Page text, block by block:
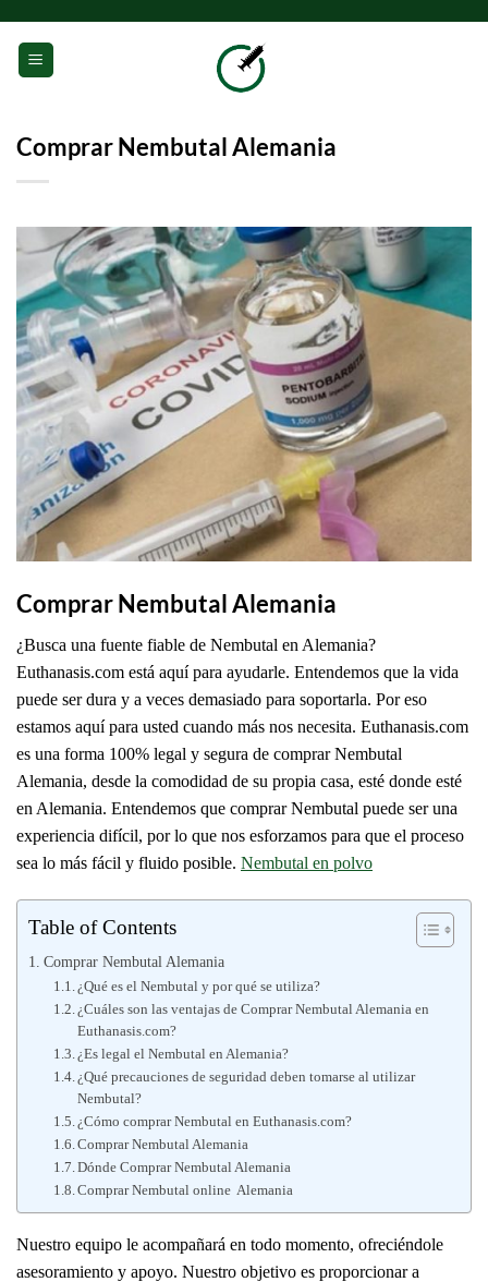
contenido
Comprar Nembutal Alemania
Comprar Nembutal Alemania
¿Busca una fuente fiable de Nembutal en Alemania?
Euthanasis.com está aquí para ayudarle. Entendemos que la vida
puede ser dura y a veces demasiado para soportarla. Por eso
estamos aquí para usted cuando más nos necesita. Euthanasis.com
es una forma 100% legal y segura de comprar Nembutal
Alemania, desde la comodidad de su propia casa, esté donde esté
en Alemania. Entendemos que comprar Nembutal puede ser una
experiencia difícil, por lo que nos esforzamos para que el proceso
sea lo más fácil y fluido posible. Nembutal en polvo
Table of Contents
Comprar Nembutal Alemania
¿Qué es el Nembutal y por qué se utiliza?
¿Cuáles son las ventajas de Comprar Nembutal Alemania en
Euthanasis.com?
¿Es legal el Nembutal en Alemania?
¿Qué precauciones de seguridad deben tomarse al utilizar
Nembutal?
¿Cómo comprar Nembutal en Euthanasis.com?
Comprar Nembutal Alemania
Dónde Comprar Nembutal Alemania
Comprar Nembutal online Alemania
Nuestro equipo le acompañará en todo momento, ofreciéndole
asesoramiento y apoyo. Nuestro objetivo es proporcionar a